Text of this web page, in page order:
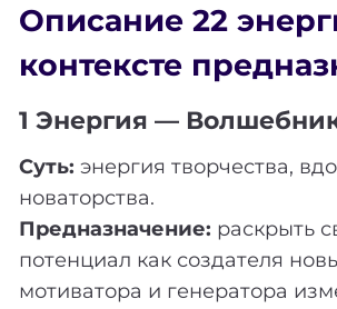
Описание 22
контексте
1 Энергия —
Суть: энергия творчества,
новаторства.
Предназначение: раскрыть
потенциал как создателя
мотиватора и генератора